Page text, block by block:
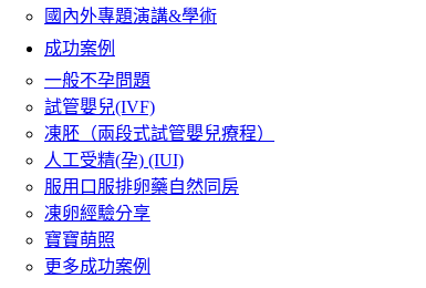
國內外專題演講&學術
成功案例
一般不孕問題
試管嬰兒(IVF)
凍胚（兩段式試管嬰兒療程）
人工受精(孕) (IUI)
服用口服排卵藥自然同房
凍卵經驗分享
寶寶萌照
更多成功案例